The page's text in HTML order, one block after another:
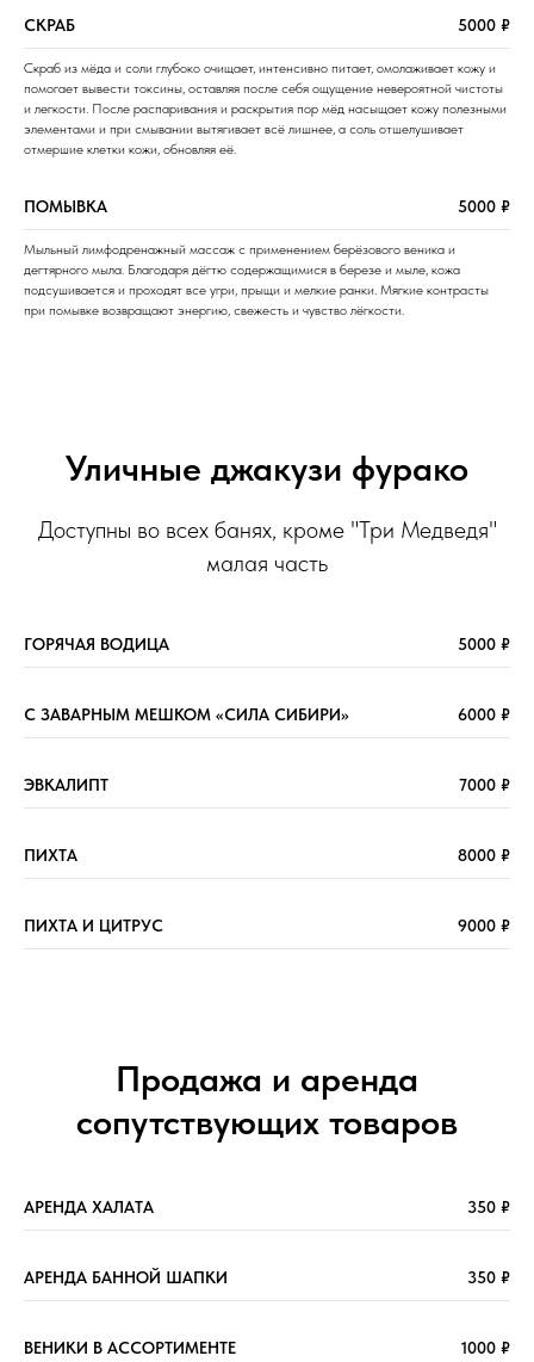
СКРАБ 5000 ₽
Скраб из мёда и соли глубоко очищает, интенсивно питает, омолаживает кожу и
помогает вывести токсины, оставляя после себя ощущение невероятной чистоты
и легкости. После распаривания и раскрытия пор мёд насыщает кожу полезными
элементами и при смывании вытягивает всё лишнее, а соль отшелушивает
отмершие клетки кожи, обновляя её.
ПОМЫВКА 5000 ₽
Мыльный лимфодренажный массаж с применением берёзового веника и
дегтярного мыла. Благодаря дёгтю содержащимися в березе и мыле, кожа
подсушивается и проходят все угри, прыщи и мелкие ранки. Мягкие контрасты
при помывке возвращают энергию, свежесть и чувство лёгкости.
Уличные джакузи фурако
Доступны во всех банях, кроме "Три Медведя"
малая часть
ГОРЯЧАЯ ВОДИЦА 5000 ₽
С ЗАВАРНЫМ МЕШКОМ «СИЛА СИБИРИ» 6000 ₽
ЭВКАЛИПТ 7000 ₽
ПИХТА 8000 ₽
ПИХТА И ЦИТРУС 9000 ₽
Продажа и аренда
сопутствующих товаров
АРЕНДА ХАЛАТА 350 ₽
АРЕНДА БАННОЙ ШАПКИ 350 ₽
ВЕНИКИ В АССОРТИМЕНТЕ 1000 ₽